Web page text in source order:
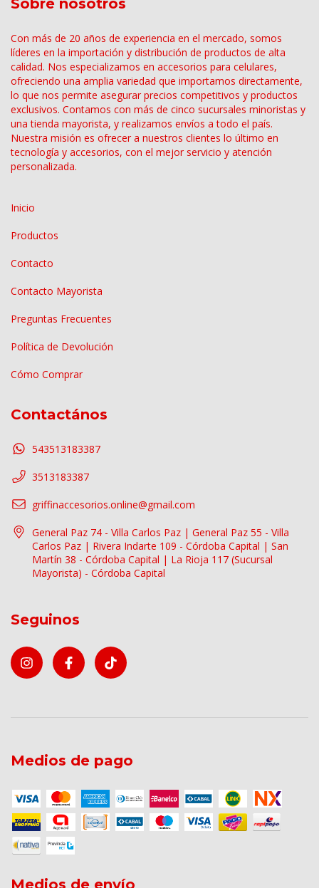
Sobre nosotros
Con más de 20 años de experiencia en el mercado, somos
líderes en la importación y distribución de productos de alta
calidad. Nos especializamos en accesorios para celulares,
ofreciendo una amplia variedad que importamos directamente,
lo que nos permite asegurar precios competitivos y productos
exclusivos. Contamos con más de cinco sucursales minoristas y
una tienda mayorista, y realizamos envíos a todo el país.
Nuestra misión es ofrecer a nuestros clientes lo último en
tecnología y accesorios, con el mejor servicio y atención
personalizada.
Inicio
Productos
Contacto
Contacto Mayorista
Preguntas Frecuentes
Política de Devolución
Cómo Comprar
Contactános
543513183387
3513183387
griffinaccesorios.online@gmail.com
General Paz 74 - Villa Carlos Paz | General Paz 55 - Villa
Carlos Paz | Rivera Indarte 109 - Córdoba Capital | San
Martín 38 - Córdoba Capital | La Rioja 117 (Sucursal
Mayorista) - Córdoba Capital
Seguinos
Medios de pago
Medios de envío